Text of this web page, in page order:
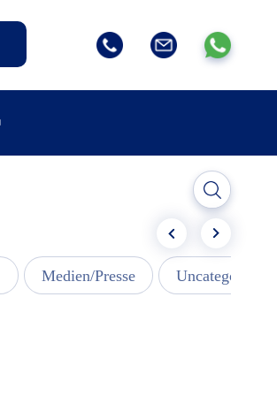
Medien/Presse Uncategorized